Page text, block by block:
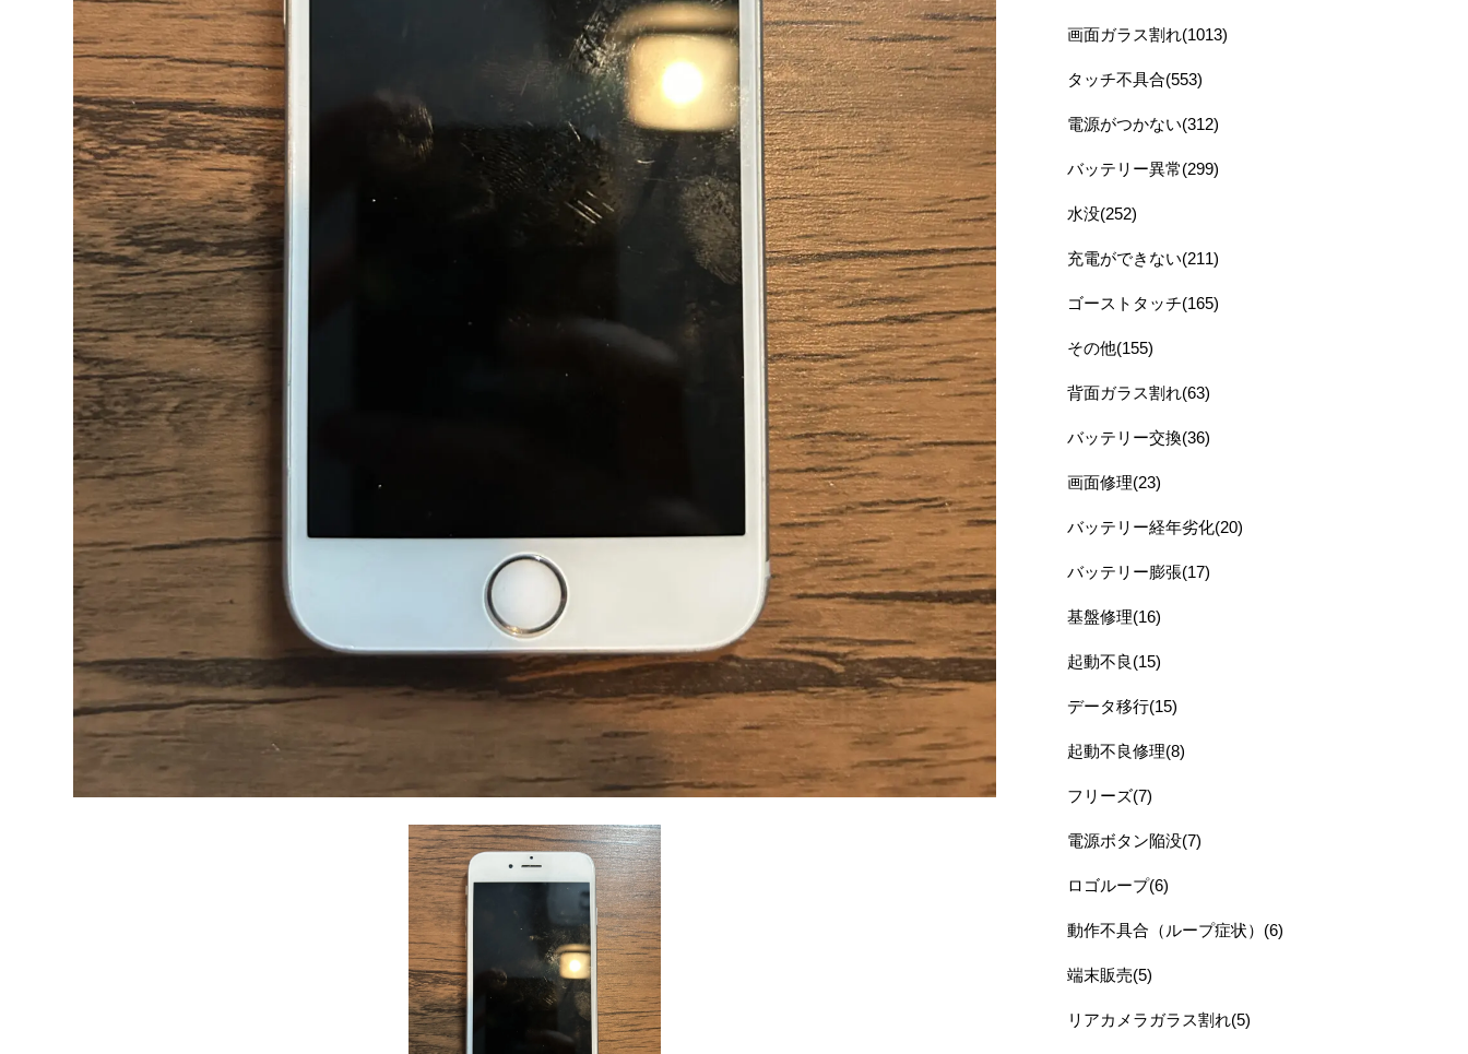
画面ガラス割れ(1013)
タッチ不具合(553)
電源がつかない(312)
バッテリー異常(299)
水没(252)
充電ができない(211)
ゴーストタッチ(165)
その他(155)
背面ガラス割れ(63)
バッテリー交換(36)
画面修理(23)
バッテリー経年劣化(20)
バッテリー膨張(17)
基盤修理(16)
起動不良(15)
データ移行(15)
起動不良修理(8)
フリーズ(7)
電源ボタン陥没(7)
ロゴループ(6)
動作不具合（ループ症状）(6)
端末販売(5)
リアカメラガラス割れ(5)